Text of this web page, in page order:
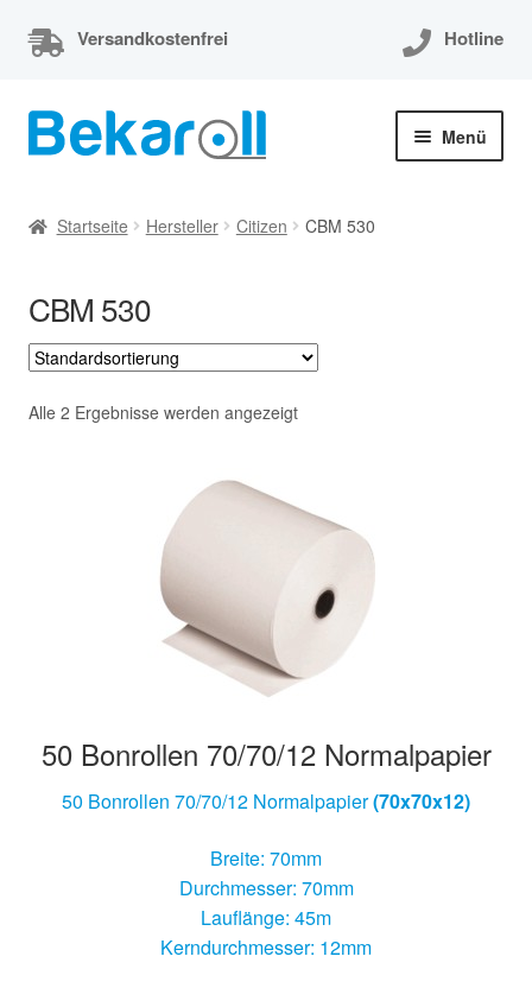
Versandkostenfrei Hotline
Zur
Navigation
Zum
Inhalt
Menü
EC-Cash Rollen
Hersteller/Gerät
Apothekenrollen
Rollen für Waagen
Startseite Hersteller Citizen CBM 530
CBM 530
Alle 2 Ergebnisse werden angezeigt
50 Bonrollen 70/70/12 Normalpapier
50 Bonrollen 70/70/12 Normalpapier(70x70x12)
Breite: 70mm
Durchmesser: 70mm
Lauflänge: 45m
Kerndurchmesser: 12mm